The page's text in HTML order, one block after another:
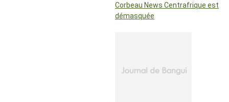
Corbeau News Centrafrique est
démasquée